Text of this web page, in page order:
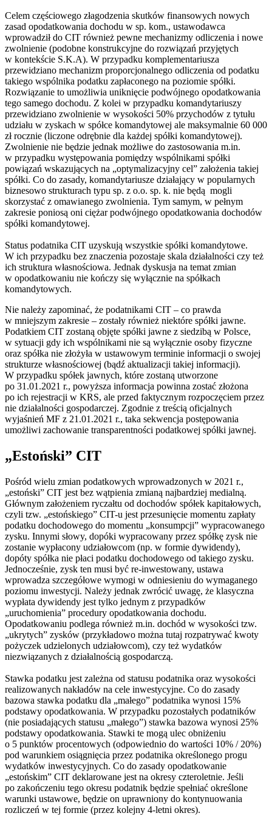
Celem częściowego złagodzenia skutków finansowych nowych
zasad opodatkowania dochodu w sp. kom., ustawodawca
wprowadził do CIT również pewne mechanizmy odliczenia i nowe
zwolnienie (podobne konstrukcyjne do rozwiązań przyjętych
w kontekście S.K.A). W przypadku komplementariusza
przewidziano mechanizm proporcjonalnego odliczenia od podatku
takiego wspólnika podatku zapłaconego na poziomie spółki.
Rozwiązanie to umożliwia uniknięcie podwójnego opodatkowania
tego samego dochodu. Z kolei w przypadku komandytariuszy
przewidziano zwolnienie w wysokości 50% przychodów z tytułu
udziału w zyskach w spółce komandytowej ale maksymalnie 60 000
zł rocznie (liczone odrębnie dla każdej spółki komandytowej).
Zwolnienie nie będzie jednak możliwe do zastosowania m.in.
w przypadku występowania pomiędzy wspólnikami spółki
powiązań wskazujących na „optymalizacyjny cel” założenia takiej
spółki. Co do zasady, komandytariusze działający w popularnych
biznesowo strukturach typu sp. z o.o. sp. k. nie będą mogli
skorzystać z omawianego zwolnienia. Tym samym, w pełnym
zakresie poniosą oni ciężar podwójnego opodatkowania dochodów
spółki komandytowej.
Status podatnika CIT uzyskują wszystkie spółki komandytowe.
W ich przypadku bez znaczenia pozostaje skala działalności czy też
ich struktura własnościowa. Jednak dyskusja na temat zmian
w opodatkowaniu nie kończy się wyłącznie na spółkach
komandytowych.
Nie należy zapominać, że podatnikami CIT – co prawda
w mniejszym zakresie – zostały również niektóre spółki jawne.
Podatkiem CIT zostaną objęte spółki jawne z siedzibą w Polsce,
w sytuacji gdy ich wspólnikami nie są wyłącznie osoby fizyczne
oraz spółka nie złożyła w ustawowym terminie informacji o swojej
strukturze własnościowej (bądź aktualizacji takiej informacji).
W przypadku spółek jawnych, które zostaną utworzone
po 31.01.2021 r., powyższa informacja powinna zostać złożona
po ich rejestracji w KRS, ale przed faktycznym rozpoczęciem przez
nie działalności gospodarczej. Zgodnie z treścią oficjalnych
wyjaśnień MF z 21.01.2021 r., taka sekwencja postępowania
umożliwi zachowanie transparentności podatkowej spółki jawnej.
„Estoński” CIT
Pośród wielu zmian podatkowych wprowadzonych w 2021 r.,
„estoński” CIT jest bez wątpienia zmianą najbardziej medialną.
Głównym założeniem ryczałtu od dochodów spółek kapitałowych,
czyli tzw. „estońskiego” CIT-u jest przesunięcie momentu zapłaty
podatku dochodowego do momentu „konsumpcji” wypracowanego
zysku. Innymi słowy, dopóki wypracowany przez spółkę zysk nie
zostanie wypłacony udziałowcom (np. w formie dywidendy),
dopóty spółka nie płaci podatku dochodowego od takiego zysku.
Jednocześnie, zysk ten musi być re-inwestowany, ustawa
wprowadza szczegółowe wymogi w odniesieniu do wymaganego
poziomu inwestycji. Należy jednak zwrócić uwagę, że klasyczna
wypłata dywidendy jest tylko jednym z przypadków
„uruchomienia” procedury opodatkowania dochodu.
Opodatkowaniu podlega również m.in. dochód w wysokości tzw.
„ukrytych” zysków (przykładowo można tutaj rozpatrywać kwoty
pożyczek udzielonych udziałowcom), czy też wydatków
niezwiązanych z działalnością gospodarczą.
Stawka podatku jest zależna od statusu podatnika oraz wysokości
realizowanych nakładów na cele inwestycyjne. Co do zasady
bazowa stawka podatku dla „małego” podatnika wynosi 15%
podstawy opodatkowania. W przypadku pozostałych podatników
(nie posiadających statusu „małego”) stawka bazowa wynosi 25%
podstawy opodatkowania. Stawki te mogą ulec obniżeniu
o 5 punktów procentowych (odpowiednio do wartości 10% / 20%)
pod warunkiem osiągnięcia przez podatnika określonego progu
wydatków inwestycyjnych. Co do zasady opodatkowanie
„estońskim” CIT deklarowane jest na okresy czteroletnie. Jeśli
po zakończeniu tego okresu podatnik będzie spełniać określone
warunki ustawowe, będzie on uprawniony do kontynuowania
rozliczeń w tej formie (przez kolejny 4-letni okres).